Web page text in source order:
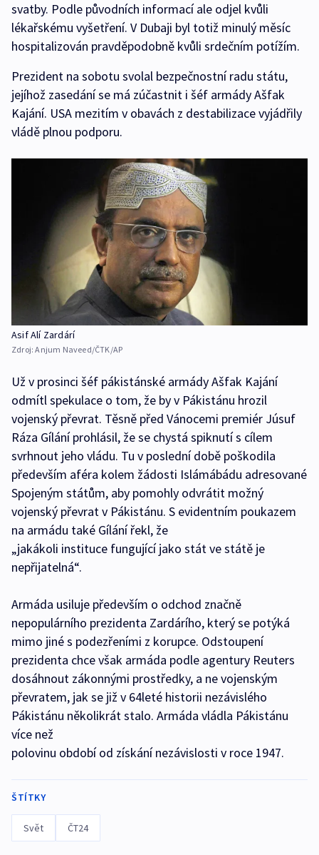
svatby. Podle původních informací ale odjel kvůli
lékařskému vyšetření. V Dubaji byl totiž minulý měsíc
hospitalizován pravděpodobně kvůli srdečním potížím.
Prezident na sobotu svolal bezpečnostní radu státu,
jejíhož zasedání se má zúčastnit i šéf armády Ašfak
Kajání. USA mezitím v obavách z destabilizace vyjádřily
vládě plnou podporu.
Asif Alí Zardárí
Zdroj:Anjum Naveed/ČTK/AP
Už v prosinci šéf pákistánské armády Ašfak Kajání
odmítl spekulace o tom, že by v Pákistánu hrozil
vojenský převrat. Těsně před Vánocemi premiér Júsuf
Ráza Gílání prohlásil, že se chystá spiknutí s cílem
svrhnout jeho vládu. Tu v poslední době poškodila
především aféra kolem žádosti Islámábádu adresované
Spojeným státům, aby pomohly odvrátit možný
vojenský převrat v Pákistánu. S evidentním poukazem
na armádu také Gílání řekl, že
„jakákoli instituce fungující jako stát ve státě je
nepřijatelná“.
Armáda usiluje především o odchod značně
nepopulárního prezidenta Zardárího, který se potýká
mimo jiné s podezřeními z korupce. Odstoupení
prezidenta chce však armáda podle agentury Reuters
dosáhnout zákonnými prostředky, a ne vojenským
převratem, jak se již v 64leté historii nezávislého
Pákistánu několikrát stalo. Armáda vládla Pákistánu
více než
polovinu období od získání nezávislosti v roce 1947.
ŠTÍTKY
Svět ČT24